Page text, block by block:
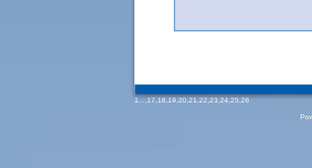
1...,17,18,19,20,21,22,23,24,25,26